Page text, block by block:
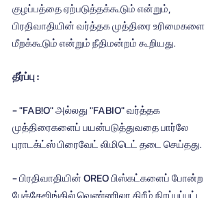
குழப்பத்தை ஏற்படுத்தக்கூடும் என்றும்,
பிரதிவாதியின் வர்த்தக முத்திரை உரிமைகளை
மீறக்கூடும் என்றும் நீதிமன்றம் கூறியது.
தீர்ப்பு :
- "FAB!O" அல்லது "FABIO" வர்த்தக
முத்திரைகளைப் பயன்படுத்துவதை பார்லே
புராடக்ட்ஸ் பிரைவேட் லிமிடெட் தடை செய்தது.
- பிரதிவாதியின் OREO பிஸ்கட்களைப் போன்ற